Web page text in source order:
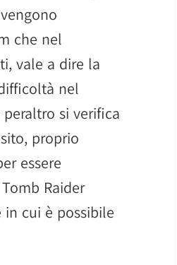
che nel
vale a dire la
nel
si verifica
proprio
essere
Raider
cui è possibile